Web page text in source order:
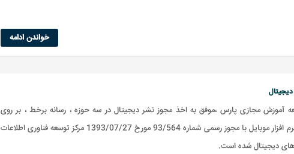
خواندن ادامه
آموزش مجازی پارس ،موفق به اخذ مجوز نشر دیجیتال در سه حوزه ، رسانه برخط ، بر روی
حامل و نرم افزار موبایل با مجوز رسمی شماره 93/564 مورخ 1393/07/27 مرکز توسعه فناوری اطلاعات
های دیجیتال شده است.